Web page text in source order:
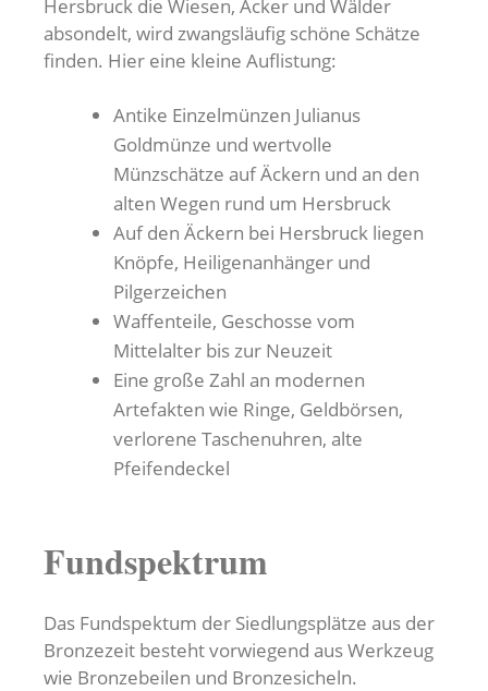
Hersbruck die Wiesen, Äcker und Wälder
absondelt, wird zwangsläufig schöne Schätze
finden. Hier eine kleine Auflistung:
Antike Einzelmünzen Julianus
Goldmünze und wertvolle
Münzschätze auf Äckern und an den
alten Wegen rund um Hersbruck
Auf den Äckern bei Hersbruck liegen
Knöpfe, Heiligenanhänger und
Pilgerzeichen
Waffenteile, Geschosse vom
Mittelalter bis zur Neuzeit
Eine große Zahl an modernen
Artefakten wie Ringe, Geldbörsen,
verlorene Taschenuhren, alte
Pfeifendeckel
Fundspektrum
Das Fundspektum der Siedlungsplätze aus der
Bronzezeit besteht vorwiegend aus Werkzeug
wie Bronzebeilen und Bronzesicheln.